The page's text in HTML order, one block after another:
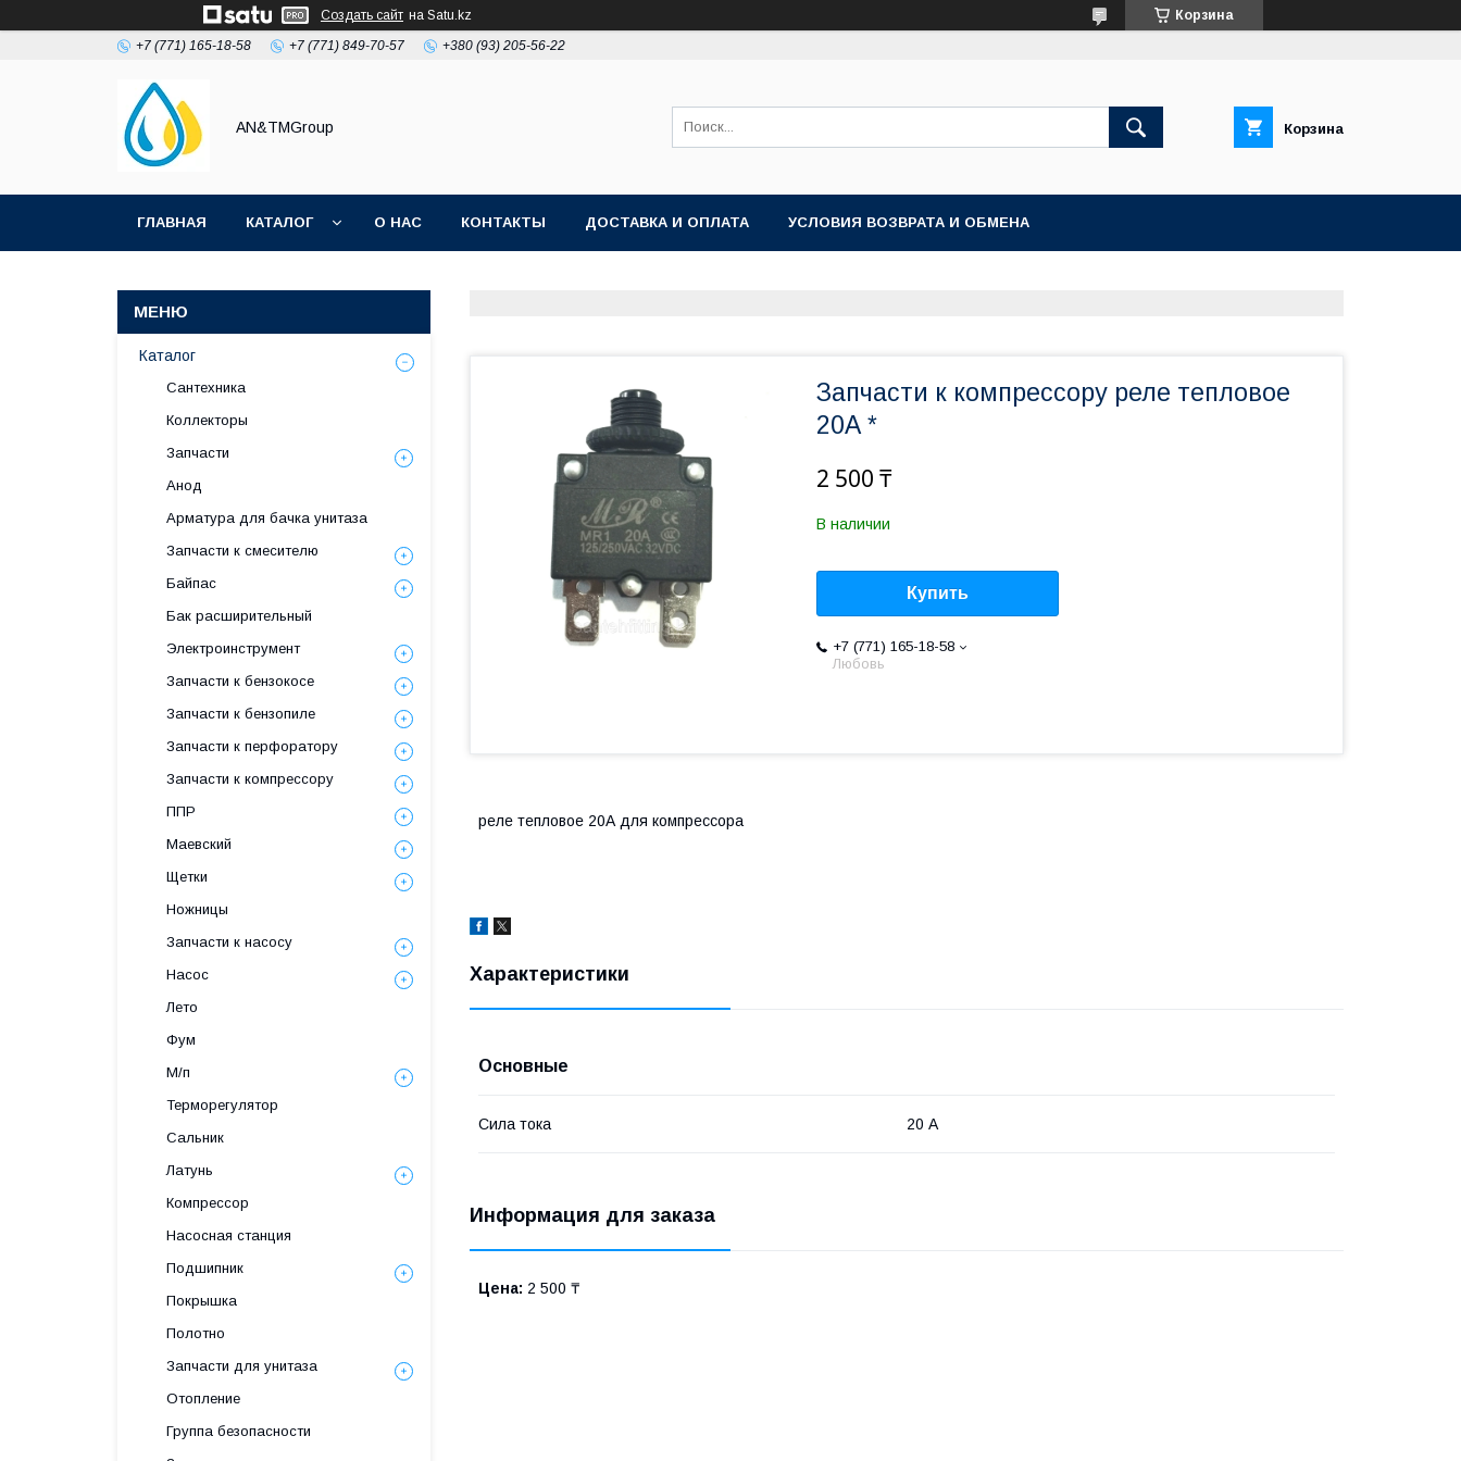
Создать сайт на Satu.kz Корзина
+7 (771) 165-18-58 +7 (771) 849-70-57 +380 (93) 205-56-22
AN&TMGroup Корзина
ГЛАВНАЯ КАТАЛОГ О НАС КОНТАКТЫ ДОСТАВКА И ОПЛАТА УСЛОВИЯ ВОЗВРАТА И ОБМЕНА
Запчасти к компрессору реле тепловое
20А *
2 500 ₸
В наличии
Купить
+7 (771) 165-18-58
Любовь
реле тепловое 20А для компрессора
Характеристики
Основные
Сила тока 20 А
Информация для заказа
Цена: 2 500 ₸
Каталог
Сантехника
Коллекторы
Запчасти
Анод
Арматура для бачка унитаза
Запчасти к смесителю
Байпас
Бак расширительный
Электроинструмент
Запчасти к бензокосе
Запчасти к бензопиле
Запчасти к перфоратору
Запчасти к компрессору
ППР
Маевский
Щетки
Ножницы
Запчасти к насосу
Насос
Лето
Фум
М/п
Терморегулятор
Сальник
Латунь
Компрессор
Насосная станция
Подшипник
Покрышка
Полотно
Запчасти для унитаза
Отопление
Группа безопасности